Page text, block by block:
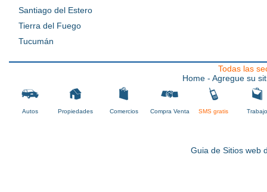
Santiago del Estero
Tierra del Fuego
Tucumán
Todas las
Home - Agregue su
Autos Propiedades Comercios Compra Venta SMS gratis Trabajo
Guia de Sitios web